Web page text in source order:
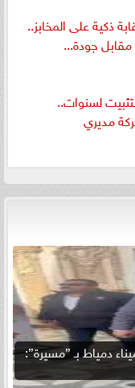
ذكية على المخابز..
مقابل جودة...
لسنوات..
مديري
دمياط بـ ”مسيرة”: